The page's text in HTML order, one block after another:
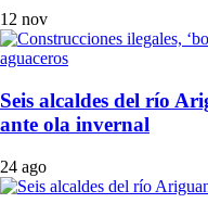
12 nov
Seis alcaldes del río
ante ola invernal
24 ago